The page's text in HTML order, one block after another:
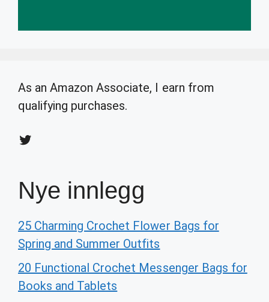
As an Amazon Associate, I earn from
qualifying purchases.
Twitter
Nye innlegg
25 Charming Crochet Flower Bags for
Spring and Summer Outfits
20 Functional Crochet Messenger Bags for
Books and Tablets